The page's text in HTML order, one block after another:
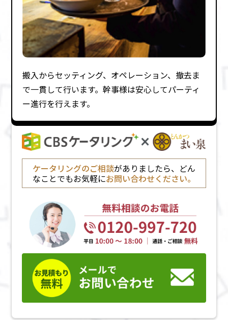
搬⼊からセッティング、オペレーション、撤去ま
で⼀貫して⾏います。幹事様は安⼼してパーティ
ー進⾏を⾏えます。
ケータリングのご相談がありましたら、どん
なことでもお気軽にお問い合わせください。